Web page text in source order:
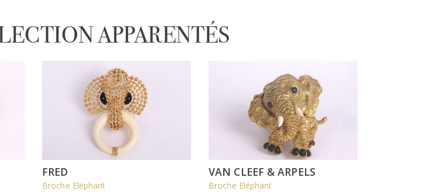
APPARENTÉS
FRED
Broche Eléphant
VAN CLEEF & ARPELS
Broche Eléphant